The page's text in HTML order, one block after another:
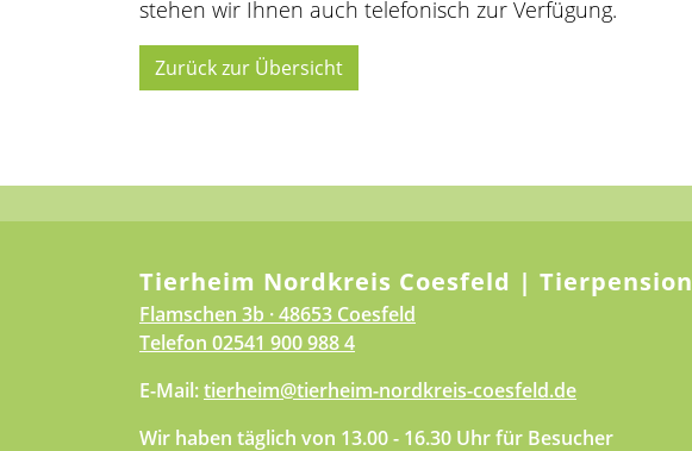
stehen wir Ihnen auch telefonisch zur Verfügung.
Zurück zur Übersicht
Tierheim Nordkreis Coesfeld | Tierpension
Flamschen 3b · 48653 Coesfeld
Telefon 02541 900 988 4
E-Mail:tierheim@tierheim-nordkreis-coesfeld.de
Wir haben täglich von 13.00 - 16.30 Uhr für Besucher